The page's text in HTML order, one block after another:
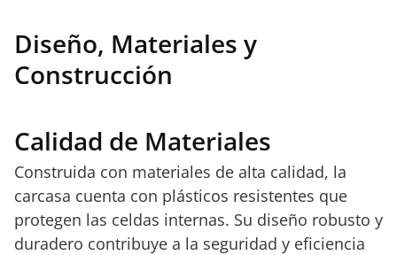
Diseño, Materiales y
Construcción
Calidad de Materiales
Construida con materiales de alta calidad, la
carcasa cuenta con plásticos resistentes que
protegen las celdas internas. Su diseño robusto y
duradero contribuye a la seguridad y eficiencia